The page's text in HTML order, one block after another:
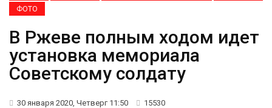
ФОТО
В Ржеве полным ходом идет
установка мемориала
Советскому солдату
30 января 2020, Четверг 11:50 15530